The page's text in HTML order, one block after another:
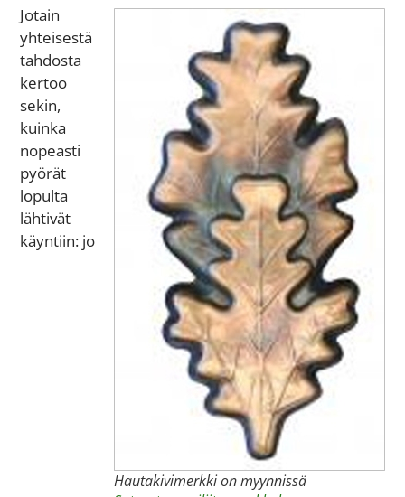
Hautakivimerkki on myynnissä
Jotain
yhteisestä
tahdosta
kertoo
sekin,
kuinka
nopeasti
pyörät
lopulta
lähtivät
käyntiin: jo